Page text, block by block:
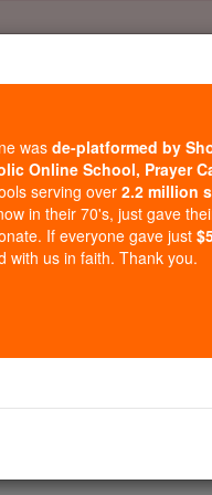
October ...
apóstolo de Cristo
em
o nome de nosso
wasde-platformed by
Online School, Prayer
serving over 2.2 million
in their 70's, just gave
If everyone gave just
with us in faith. Thank you.